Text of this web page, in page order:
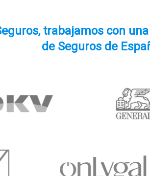
trabajamos con
de Seguros de